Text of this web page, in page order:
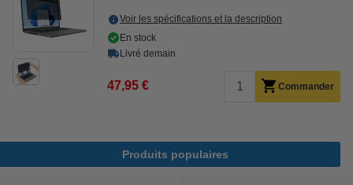
Voir les spécifications et la description
En stock
Livré demain
47,95 € Commander
Produits populaires